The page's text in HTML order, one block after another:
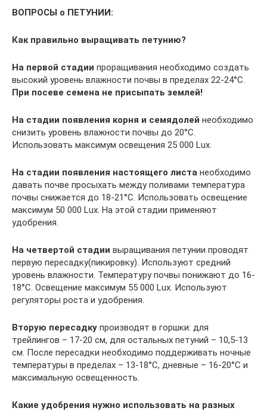
ВОПРОСЫ о ПЕТУНИИ:
Как правильно выращивать петунию?
На первой стадии проращивания необходимо создать
высокий уровень влажности почвы в пределах 22-24°C.
При посеве семена не присыпать землей!
На стадии появления корня и семядолей необходимо
снизить уровень влажности почвы до 20°C.
Использовать максимум освещения 25 000 Lux.
На стадии появления настоящего листа необходимо
давать почве просыхать между поливами температура
почвы снижается до 18-21°C. Использовать освещение
максимум 50 000 Lux. На этой стадии применяют
удобрения.
На четвертой стадии выращивания петунии проводят
первую пересадку(пикировку). Используют средний
уровень влажности. Температуру почвы понижают до 16-
18°C. Освещение максимум 55 000 Lux. Используют
регуляторы роста и удобрения.
Вторую пересадку производят в горшки: для
трейлингов – 17-20 см, для остальных петуний – 10,5-13
см. После пересадки необходимо поддерживать ночные
температуры в пределах – 13-18°C, дневные – 16-20°C и
максимальную освещенность.
Какие удобрения нужно использовать на разных